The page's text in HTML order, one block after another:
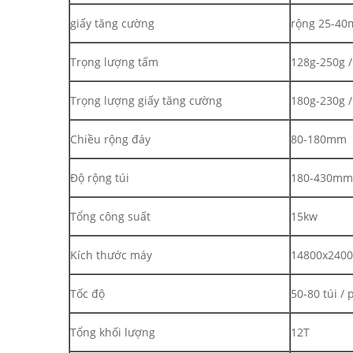
giấy tăng cường rộng 25-
Trọng lượng tấm 128g-250g
Trọng lượng giấy tăng cường 180g-230g
Chiều rộng đáy 80-180mm
Độ rộng túi 180-430mm
Tổng công suất 15kw
Kích thước máy
Tốc độ 50-80 túi /
Tổng khối lượng 12T